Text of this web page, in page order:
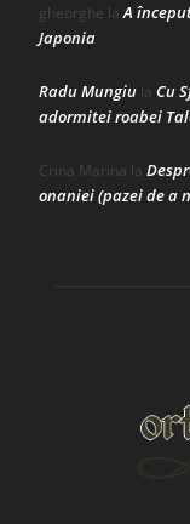
gheorghe laA
Japonia
Radu Mungiu la Cu
adormitei roabei
Crina Marina la
onaniei (pazei de a